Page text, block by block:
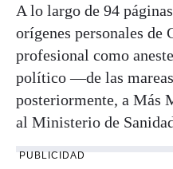
A lo largo de 94
orígenes personales de
profesional como
político —de las mareas
posteriormente, a Más
al Ministerio de
PUBLICIDAD